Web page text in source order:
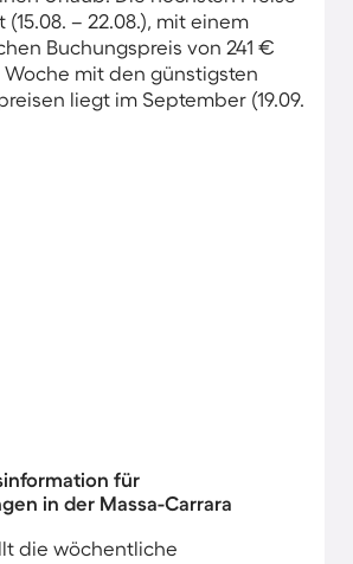
– 22.08.), mit einem
Buchungspreis von 241 €
Woche mit den günstigsten
liegt im September (19.09.
für
in der Massa-Carrara
die wöchentliche